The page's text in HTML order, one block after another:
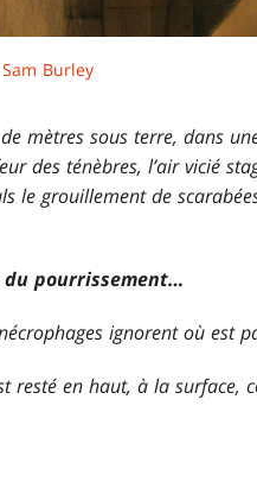
Sam Burley
mètres sous terre, dans
des ténèbres, l’air vicié
le grouillement de
du pourrissement…
ignorent où est
resté en haut, à la surface,